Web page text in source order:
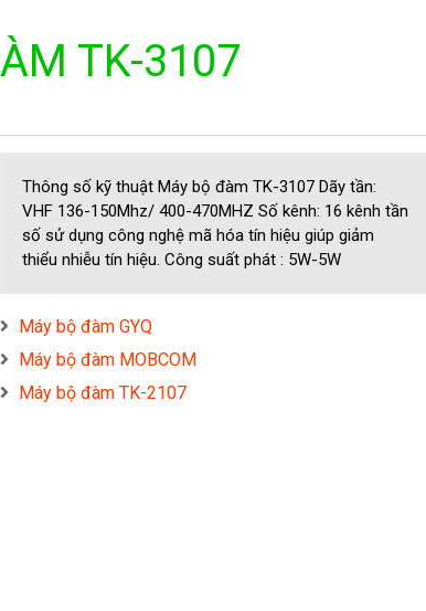
TK-3107
Thông số kỹ thuật Máy bộ đàm TK-3107 Dãy tần:
VHF 136-150Mhz/ 400-470MHZ Số kênh: 16 kênh tần
số sử dụng công nghệ mã hóa tín hiệu giúp giảm
thiểu nhiễu tín hiệu. Công suất phát : 5W-5W
Máy bộ đàm GYQ
Máy bộ đàm MOBCOM
Máy bộ đàm TK-2107